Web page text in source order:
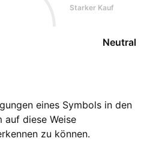
Starker Kauf
Neutral
eines Symbols in den
auf diese Weise
zu können.